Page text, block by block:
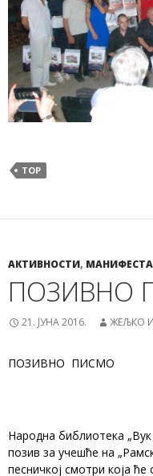
TOP
АКТИВНОСТИ,
ПОЗИВНО
21. ЈУНА 2016. ЖЕЉКО
ПОЗИВНO ПИСМO
Народна библиотека
позив за учешће на
песничкој смотри која